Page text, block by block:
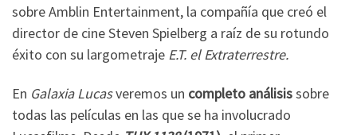
sobre Amblin Entertainment, la compañía que creó el
director de cine Steven Spielberg a raíz de su rotundo
éxito con su largometraje E.T. el Extraterrestre.
En Galaxia Lucasveremos un completo análisissobre
todas las películas en las que se ha involucrado